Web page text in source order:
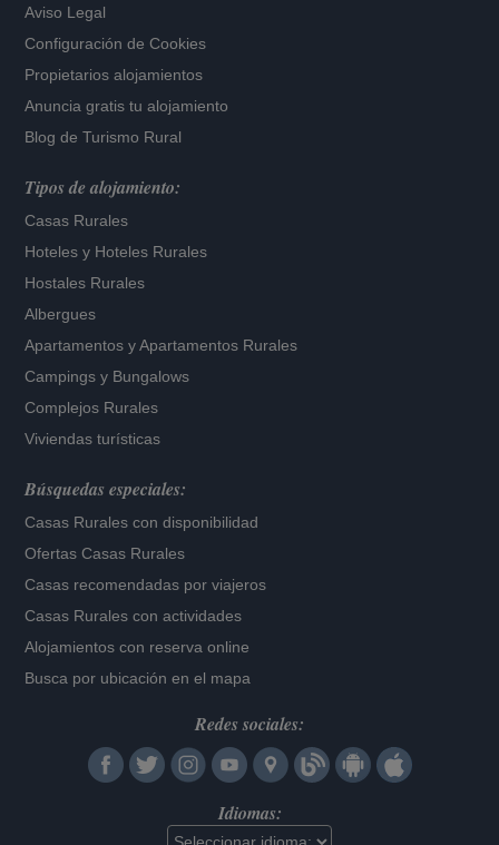
Aviso Legal
Configuración de Cookies
Propietarios alojamientos
Anuncia gratis tu alojamiento
Blog de Turismo Rural
Tipos de alojamiento:
Casas Rurales
Hoteles y Hoteles Rurales
Hostales Rurales
Albergues
Apartamentos yApartamentos Rurales
Campings y Bungalows
Complejos Rurales
Viviendas turísticas
Búsquedas especiales:
Casas Rurales con disponibilidad
Ofertas Casas Rurales
Casas recomendadas por viajeros
Casas Rurales con actividades
Alojamientos con reserva online
Busca por ubicación en el mapa
Redes sociales:
Idiomas: